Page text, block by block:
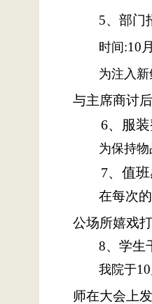
5、部门
时间:10
为注入
与主席商讨
6、服装
为保持
7、值
在每次
公场所嬉戏
8、学生
我院于
师在大会上发